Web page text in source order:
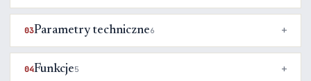
03Parametry techniczne6
04Funkcje5